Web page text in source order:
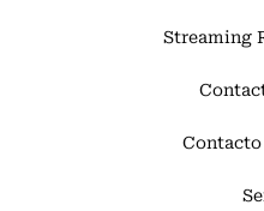
Streaming